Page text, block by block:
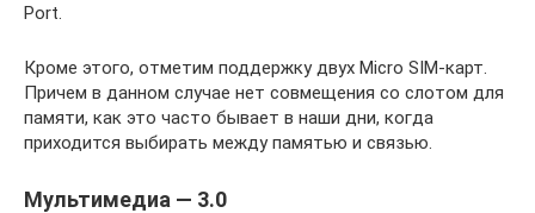
Port.
Кроме этого, отметим поддержку двух Micro SIM-карт.
Причем в данном случае нет совмещения со слотом для
памяти, как это часто бывает в наши дни, когда
приходится выбирать между памятью и связью.
Мультимедиа — 3.0